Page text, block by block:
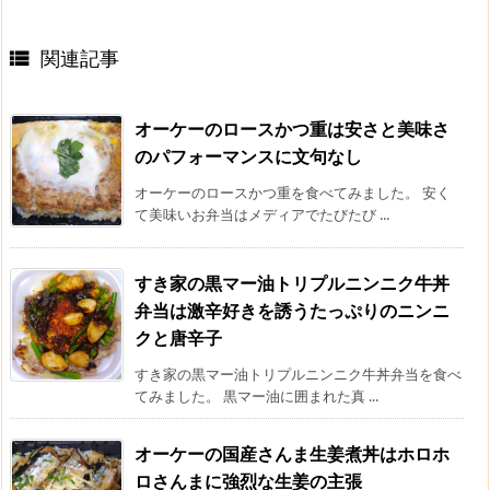
 関連記事
オーケーのロースかつ重は安さと美味さ
のパフォーマンスに文句なし
オーケーのロースかつ重を食べてみました。 安く
て美味いお弁当はメディアでたびたび ...
すき家の黒マー油トリプルニンニク牛丼
弁当は激辛好きを誘うたっぷりのニンニ
クと唐辛子
すき家の黒マー油トリプルニンニク牛丼弁当を食べ
てみました。 黒マー油に囲まれた真 ...
オーケーの国産さんま生姜煮丼はホロホ
ロさんまに強烈な生姜の主張